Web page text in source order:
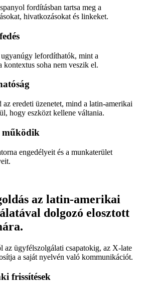
fordításban tartsa meg a
hivatkozásokat és linkeket.
lefordíthatók, mint a
kontextus soha nem veszik el.
eredeti üzenetet, mind a latin-amerikai
hogy eszközt kellene váltania.
működik
engedélyeit és a munkaterület
az latin-amerikai
dolgozó elosztott
az ügyfélszolgálati csapatokig, az X-late
a saját nyelvén való kommunikációt.
frissítések